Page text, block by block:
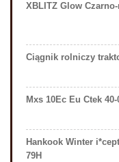
XBLITZ Glow
Ciągnik rolniczy
Mxs 10Ec Eu Ctek 40-
Hankook Winter
79H